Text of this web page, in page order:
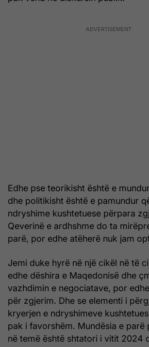
Edhe pse teorikisht është e
dhe politikisht është e pamundur
ndryshime kushtetuese përpara
Qeverinë e ardhshme do ta
parë, por edhe atëherë nuk jam
Jemi duke hyrë në një cikël në të
edhe dëshira e Maqedonisë dhe
vazhdimin e negociatave, por
për zgjerim. Dhe se elementi i
kryerjen e ndryshimeve
pak i favorshëm. Mundësia e parë
në temë është shtatori i vitit 2024